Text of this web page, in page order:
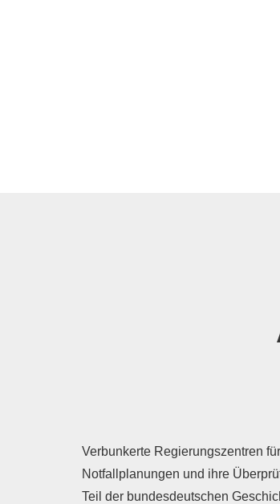
Verbunkerte Regierungszentren
Notfallplanungen und ihre
Teil der bundesdeutschen